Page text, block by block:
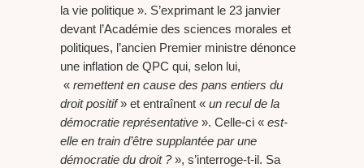
la vie politique ». S’exprimant le 23 janvier
devant l’Académie des sciences morales et
politiques, l’ancien Premier ministre dénonce
une inflation de QPC qui, selon lui,
« remettent en cause des pans entiers du
droit positif» et entraînent « un recul de la
démocratie représentative ». Celle-ci « est-
elle en train d’être supplantée par une
démocratie du droit ?», s’interroge-t-il. Sa